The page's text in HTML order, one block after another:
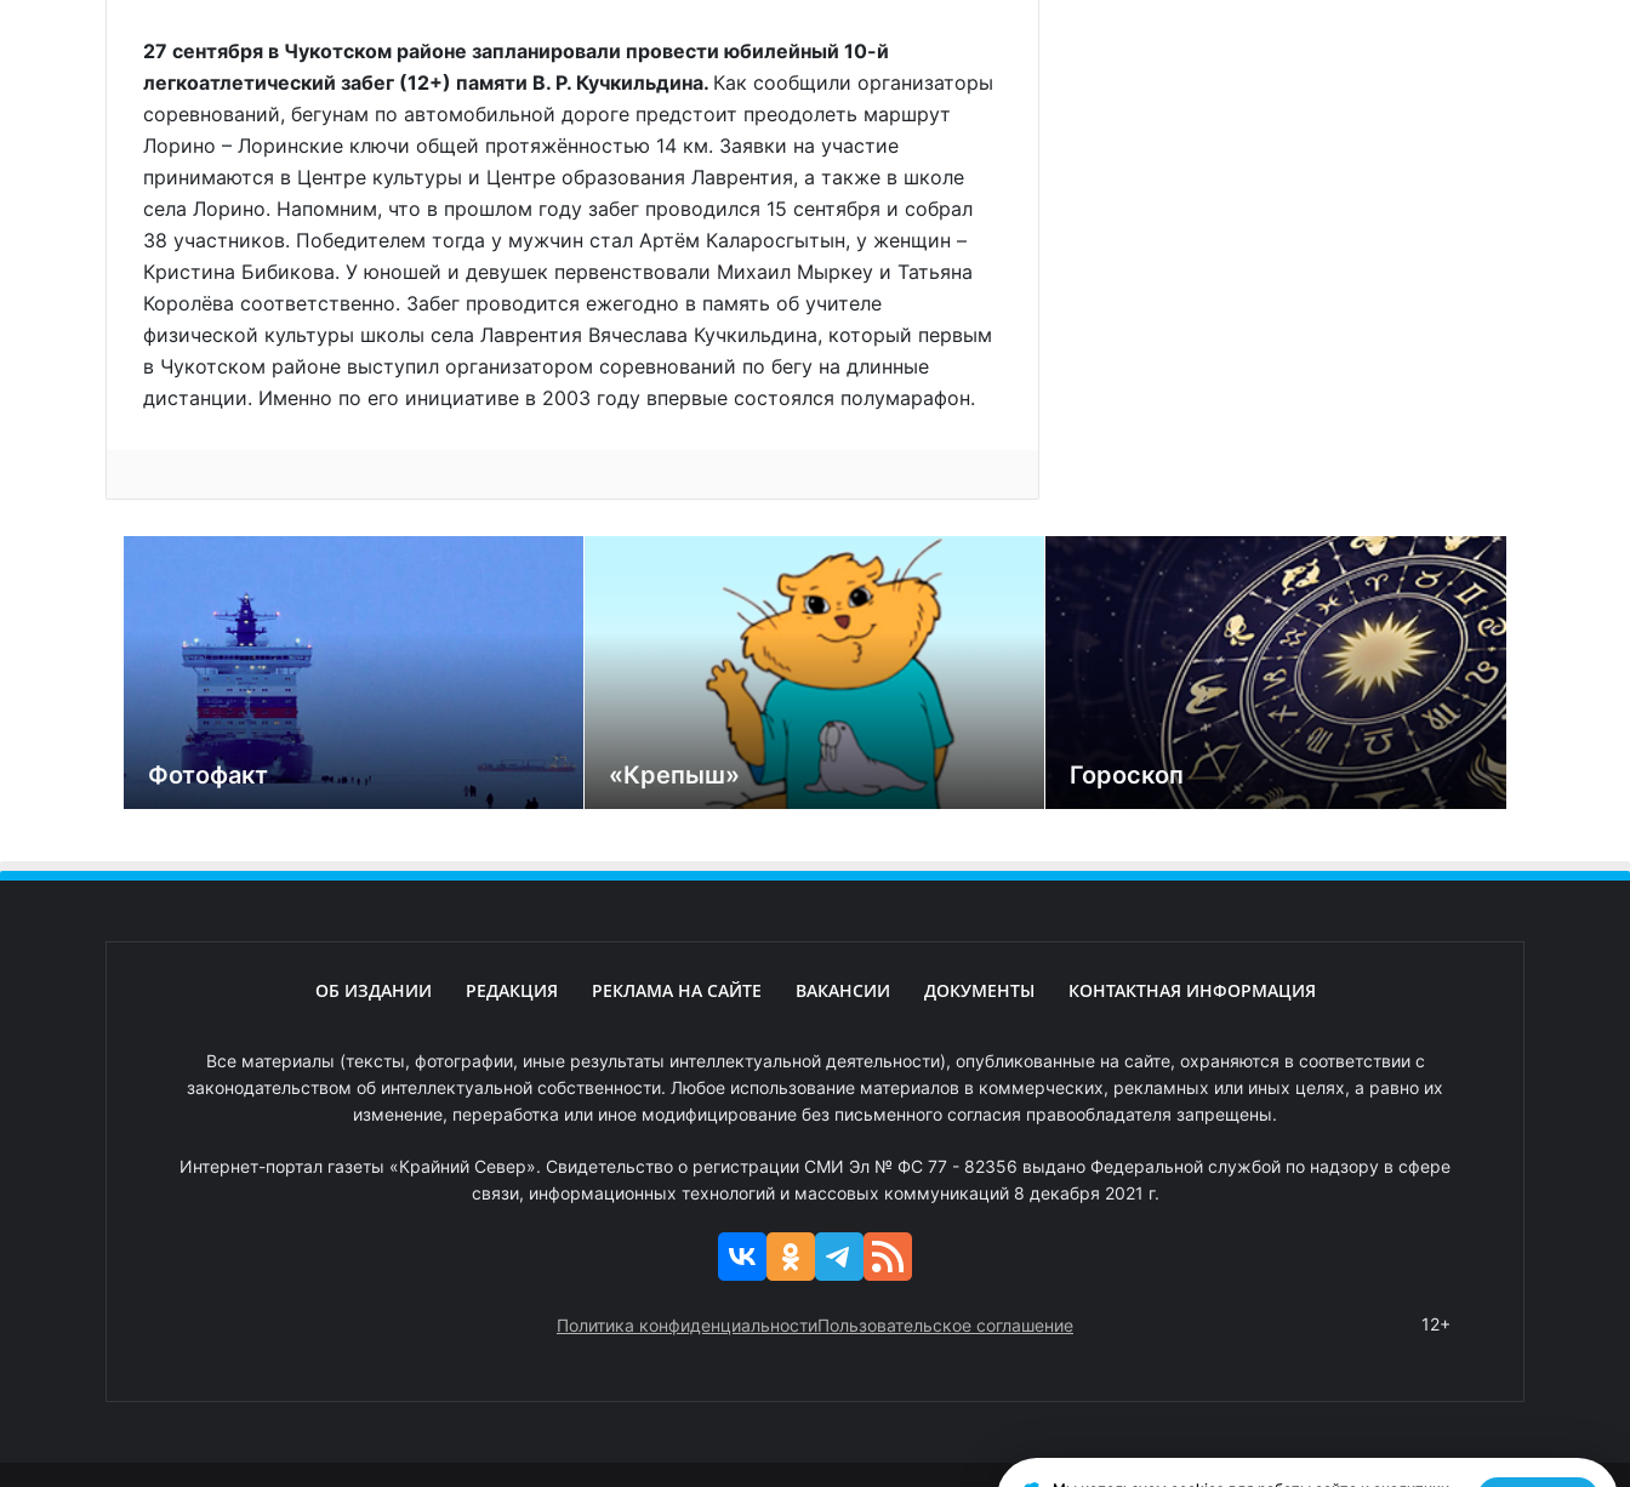
27 сентября в Чукотском районе запланировали провести юбилейный 10-й
легкоатлетический забег (12+) памяти В. Р. Кучкильдина. Как сообщили организаторы
соревнований, бегунам по автомобильной дороге предстоит преодолеть маршрут
Лорино – Лоринские ключи общей протяжённостью 14 км. Заявки на участие
принимаются в Центре культуры и Центре образования Лаврентия, а также в школе
села Лорино. Напомним, что в прошлом году забег проводился 15 сентября и собрал
38 участников. Победителем тогда у мужчин стал Артём Каларосгытын, у женщин –
Кристина Бибикова. У юношей и девушек первенствовали Михаил Мыркеу и Татьяна
Королёва соответственно. Забег проводится ежегодно в память об учителе
физической культуры школы села Лаврентия Вячеслава Кучкильдина, который первым
в Чукотском районе выступил организатором соревнований по бегу на длинные
дистанции. Именно по его инициативе в 2003 году впервые состоялся полумарафон.
Фотофакт «Крепыш» Гороскоп
ОБ ИЗДАНИИ РЕДАКЦИЯ РЕКЛАМА НА САЙТЕ ВАКАНСИИ ДОКУМЕНТЫ КОНТАКТНАЯ ИНФОРМАЦИЯ
Все материалы (тексты, фотографии, иные результаты интеллектуальной деятельности), опубликованные на сайте, охраняются в соответствии с
законодательством об интеллектуальной собственности. Любое использование материалов в коммерческих, рекламных или иных целях, а равно их
изменение, переработка или иное модифицирование без письменного согласия правообладателя запрещены.
Интернет-портал газеты «Крайний Север». Свидетельство о регистрации СМИ Эл № ФС 77 - 82356 выдано Федеральной службой по надзору в сфере
связи, информационных технологий и массовых коммуникаций 8 декабря 2021 г.
Политика конфиденциальностиПользовательское соглашение 12+